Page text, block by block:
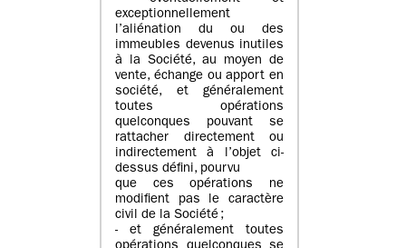
exceptionnellement
l’aliénation du ou des
immeubles devenus inutiles
à la Société, au moyen de
vente, échange ou apport en
société, et généralement
toutes opérations
quelconques pouvant se
rattacher directement ou
indirectement à l’objet ci-
dessus défini, pourvu
que ces opérations ne
modifient pas le caractère
civil de la Société ;
- et généralement toutes